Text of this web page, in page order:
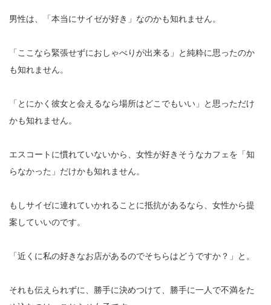
男性は、「本当にサイゼが好き」なのかも知れません。
「ここなら緊張せずにおしゃべりが出来る」と純粋に思ったのか
も知れません。
「とにかく彼女と会えるなら場所はどこでもいい」と思っただけ
かも知れません。
エスコートに慣れていないから、女性が好きそうなカフェを「知
らなかった」だけかも知れません。
もしサイゼに連れていかれることに抵抗があるなら、女性から提
案していいのです。
「近くに私の好きなお店があるのでそちらはどうですか？」と。
それも伝えられずに、勝手に決めつけて、勝手に一人で不満をた